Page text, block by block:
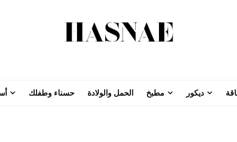
ديكور مطبخ الحمل والولادة حسناء وطفلك